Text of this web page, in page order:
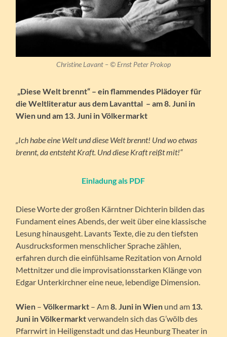
Christine Lavant – © Ernst Peter Prokop
„Diese Welt brennt“ – ein flammendes Plädoyer für
die Weltliteratur aus dem Lavanttal – am 8. Juni in
Wien und am 13. Juni in Völkermarkt
„Ich habe eine Welt und diese Welt brennt! Und wo etwas
brennt, da entsteht Kraft. Und diese Kraft reißt mit!“
Einladung als PDF
Diese Worte der großen Kärntner Dichterin bilden das
Fundament eines Abends, der weit über eine klassische
Lesung hinausgeht. Lavants Texte, die zu den tiefsten
Ausdrucksformen menschlicher Sprache zählen,
erfahren durch die einfühlsame Rezitation von Arnold
Mettnitzer und die improvisationsstarken Klänge von
Edgar Unterkirchner eine neue, lebendige Dimension.
Wien –Völkermarkt – Am8. Juni in Wien und am 13.
Juni in Völkermarktverwandeln sich das G’wölb des
Pfarrwirt in Heiligenstadt und das Heunburg Theater in